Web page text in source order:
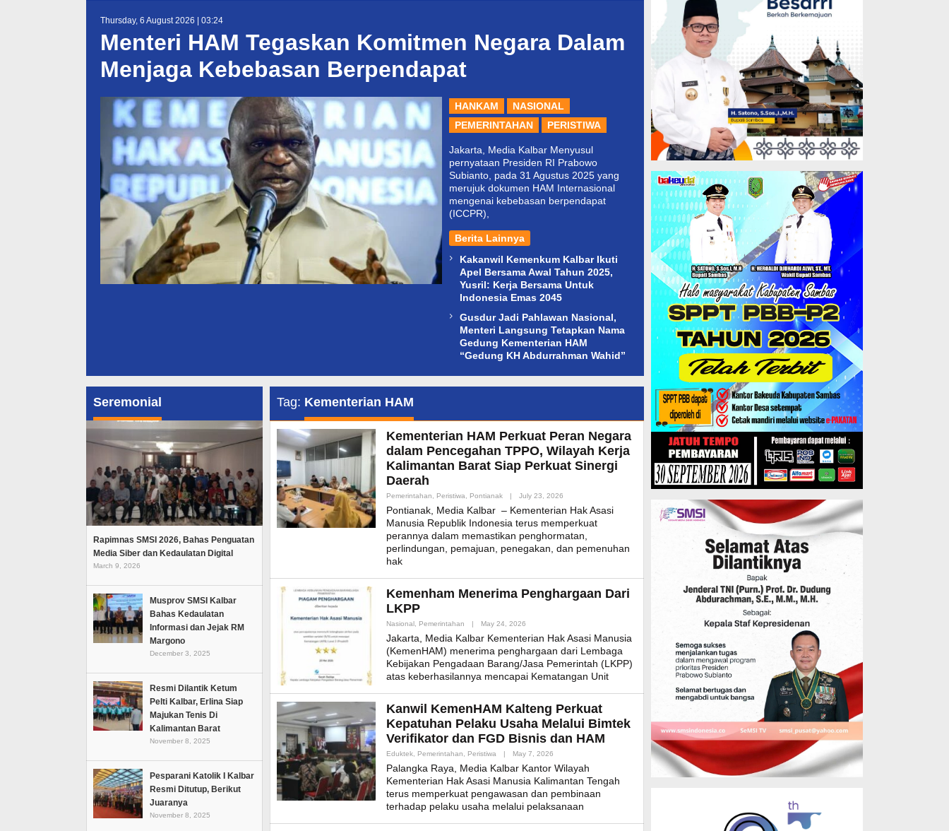
Thursday, 6 August 2026 | 03:24
Menteri HAM Tegaskan Komitmen Negara Dalam
Menjaga Kebebasan Berpendapat
HANKAM
NASIONAL
PEMERINTAHAN
PERISTIWA
Jakarta, Media Kalbar Menyusul
pernyataan Presiden RI Prabowo
Subianto, pada 31 Agustus 2025 yang
merujuk dokumen HAM Internasional
mengenai kebebasan berpendapat
(ICCPR),
Berita Lainnya
Kakanwil Kemenkum Kalbar Ikuti
Apel Bersama Awal Tahun 2025,
Yusril: Kerja Bersama Untuk
Indonesia Emas 2045
Gusdur Jadi Pahlawan Nasional,
Menteri Langsung Tetapkan Nama
Gedung Kementerian HAM
“Gedung KH Abdurrahman Wahid”
Seremonial
Rapimnas SMSI 2026, Bahas Penguatan
Media Siber dan Kedaulatan Digital
March 9, 2026
Musprov SMSI Kalbar
Bahas Kedaulatan
Informasi dan Jejak RM
Margono
December 3, 2025
Resmi Dilantik Ketum
Pelti Kalbar, Erlina Siap
Majukan Tenis Di
Kalimantan Barat
November 8, 2025
Pesparani Katolik I Kalbar
Resmi Ditutup, Berikut
Juaranya
November 8, 2025
Tag: Kementerian HAM
Kementerian HAM Perkuat Peran Negara
dalam Pencegahan TPPO, Wilayah Kerja
Kalimantan Barat Siap Perkuat Sinergi
Daerah
Pemerintahan, Peristiwa, Pontianak | July 23, 2026
Pontianak, Media Kalbar – Kementerian Hak Asasi
Manusia Republik Indonesia terus memperkuat
perannya dalam memastikan penghormatan,
perlindungan, pemajuan, penegakan, dan pemenuhan
hak
Kemenham Menerima Penghargaan Dari
LKPP
Nasional, Pemerintahan | May 24, 2026
Jakarta, Media Kalbar Kementerian Hak Asasi Manusia
(KemenHAM) menerima penghargaan dari Lembaga
Kebijakan Pengadaan Barang/Jasa Pemerintah (LKPP)
atas keberhasilannya mencapai Kematangan Unit
Kanwil KemenHAM Kalteng Perkuat
Kepatuhan Pelaku Usaha Melalui Bimtek
Verifikator dan FGD Bisnis dan HAM
Eduktek, Pemerintahan, Peristiwa | May 7, 2026
Palangka Raya, Media Kalbar Kantor Wilayah
Kementerian Hak Asasi Manusia Kalimantan Tengah
terus memperkuat pengawasan dan pembinaan
terhadap pelaku usaha melalui pelaksanaan